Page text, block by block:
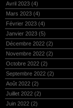
Avril 2023 (4)
Mars 2023 (4)
Février 2023 (4)
Janvier 2023 (5)
Décembre 2022 (2)
Novembre 2022 (2)
Octobre 2022 (2)
Septembre 2022 (2)
Août 2022 (2)
Juillet 2022 (2)
Juin 2022 (2)